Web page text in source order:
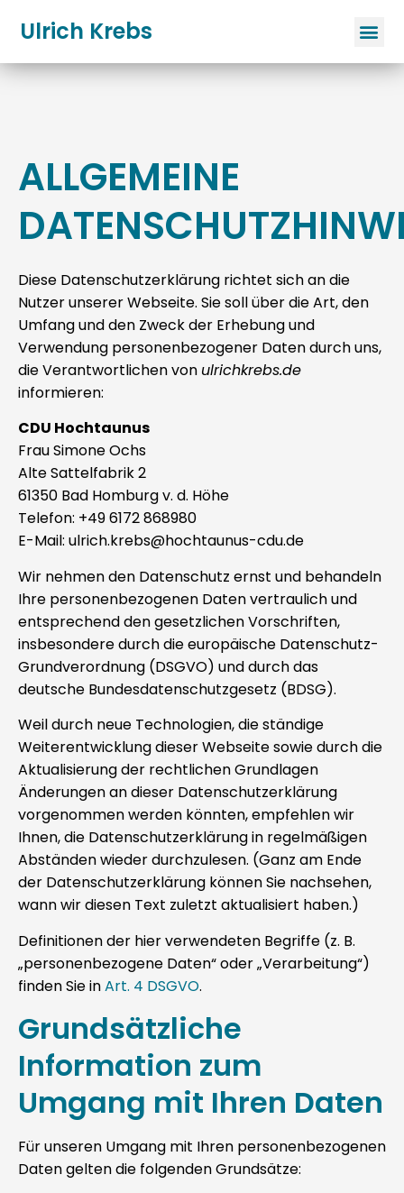
Ulrich Krebs
ALLGEMEINE
Diese Datenschutzerklärung richtet sich an die
Nutzer unserer Webseite. Sie soll über die Art, den
Umfang und den Zweck der Erhebung und
Verwendung personenbezogener Daten durch uns,
die Verantwortlichen von ulrichkrebs.de
informieren:
CDU Hochtaunus
Frau Simone Ochs
Alte Sattelfabrik 2
61350 Bad Homburg v. d. Höhe
Telefon: +49 6172 868980
E-Mail: ulrich.krebs@hochtaunus-cdu.de
Wir nehmen den Datenschutz ernst und behandeln
Ihre personenbezogenen Daten vertraulich und
entsprechend den gesetzlichen Vorschriften,
insbesondere durch die europäische Datenschutz-
Grundverordnung (DSGVO) und durch das
deutsche Bundesdatenschutzgesetz (BDSG).
Weil durch neue Technologien, die ständige
Weiterentwicklung dieser Webseite sowie durch die
Aktualisierung der rechtlichen Grundlagen
Änderungen an dieser Datenschutzerklärung
vorgenommen werden könnten, empfehlen wir
Ihnen, die Datenschutzerklärung in regelmäßigen
Abständen wieder durchzulesen. (Ganz am Ende
der Datenschutzerklärung können Sie nachsehen,
wann wir diesen Text zuletzt aktualisiert haben.)
Definitionen der hier verwendeten Begriffe (z. B.
„personenbezogene Daten“ oder „Verarbeitung“)
finden Sie inArt. 4 DSGVO.
Grundsätzliche
Information zum
Umgang mit Ihren Daten
Für unseren Umgang mit Ihren personenbezogenen
Daten gelten die folgenden Grundsätze: